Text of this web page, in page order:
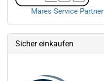
Mares Service Partner
Sicher einkaufen